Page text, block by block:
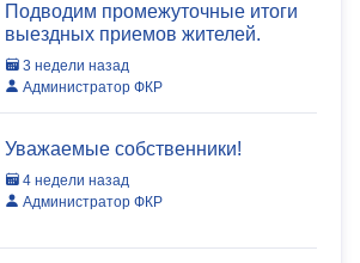
Подводим промежуточные итоги
выездных приемов жителей.
3 недели назад
Администратор ФКР
Уважаемые собственники!
4 недели назад
Администратор ФКР